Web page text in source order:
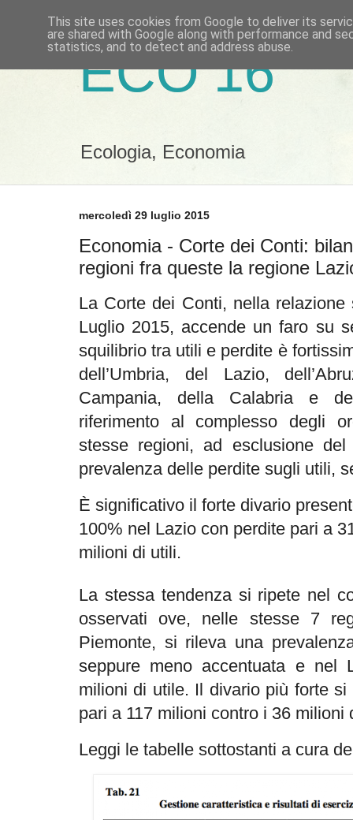
ECO 16
Ecologia, Economia
mercoledì 29 luglio 2015
Economia - Corte dei Conti:
regioni fra queste la regione
La Corte dei Conti, nella
Luglio 2015, accende un faro su
squilibrio tra utili e perdite è
dell’Umbria, del Lazio,
Campania, della Calabria e
riferimento al complesso degli
stesse regioni, ad esclusione
prevalenza delle perdite sugli utili,
È significativo il forte divario
100% nel Lazio con perdite pari a
milioni di utili.
La stessa tendenza si ripete nel
osservati ove, nelle stesse 7
Piemonte, si rileva una
seppure meno accentuata e nel
milioni di utile. Il divario più forte
pari a 117 milioni contro i 36 milioni
Leggi le tabelle sottostanti a cura
This site uses cookies from Google to deliver its
are shared with Google along with performance and
statistics, and to detect and address abuse.